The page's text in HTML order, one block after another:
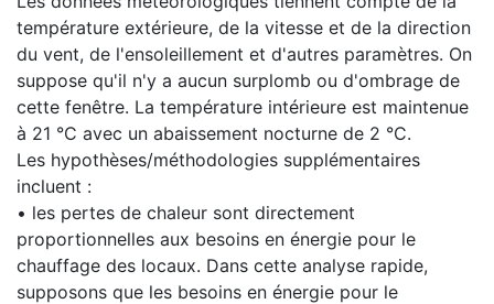
température extérieure, de la vitesse et de la direction
du vent, de l'ensoleillement et d'autres paramètres. On
suppose qu'il n'y a aucun surplomb ou d'ombrage de
cette fenêtre. La température intérieure est maintenue
à 21 °C avec un abaissement nocturne de 2 °C.
Les hypothèses/méthodologies supplémentaires
incluent :
• les pertes de chaleur sont directement
proportionnelles aux besoins en énergie pour le
chauffage des locaux. Dans cette analyse rapide,
supposons que les besoins en énergie pour le